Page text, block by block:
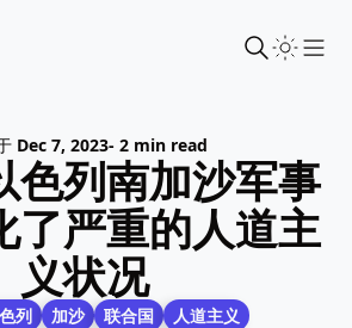
Dec 7, 2023- 2 min read
色列南加沙军事
了严重的人道主
义状况
列 加沙 联合国 人道主义